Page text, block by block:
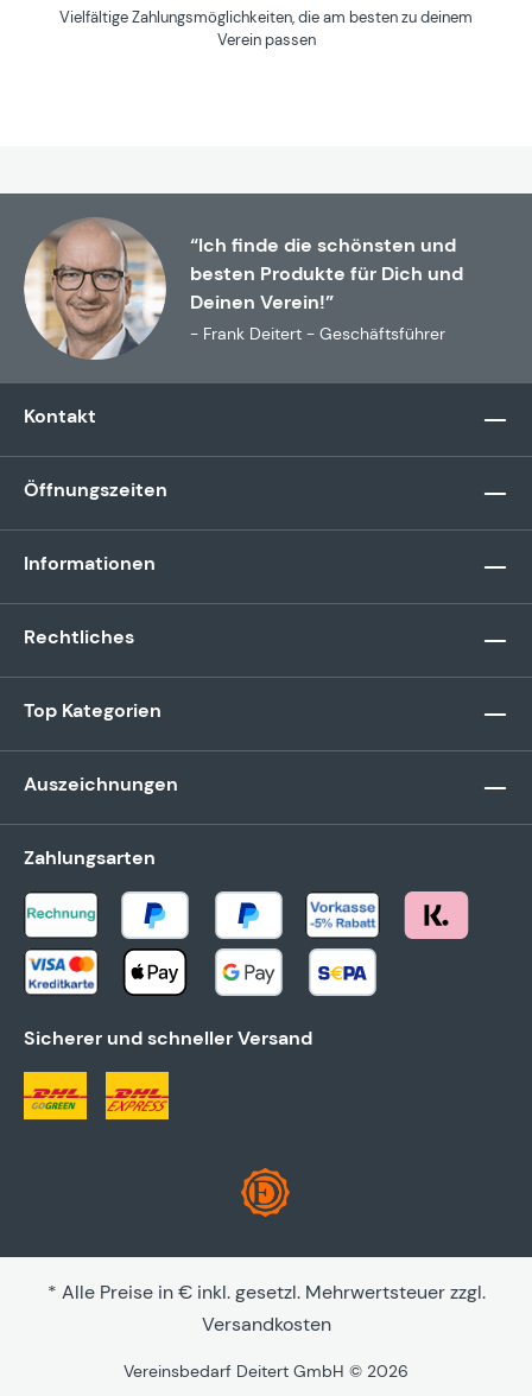
Vielfältige Zahlungsmöglichkeiten, die am besten zu deinem
Verein passen
“Ich finde die schönsten und
besten Produkte für Dich und
Deinen Verein!”
- Frank Deitert - Geschäftsführer
Kontakt
Öffnungszeiten
Informationen
Rechtliches
Top Kategorien
Auszeichnungen
Zahlungsarten
Sicherer und schneller Versand
* Alle Preise in € inkl. gesetzl. Mehrwertsteuer zzgl.
Versandkosten
Vereinsbedarf Deitert GmbH © 2026